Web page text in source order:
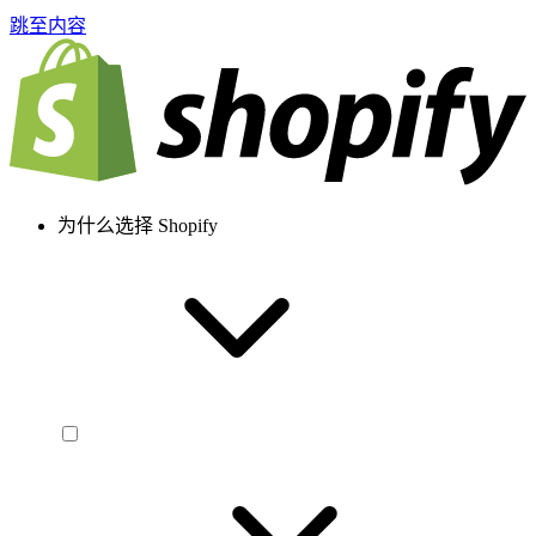
跳至内容
为什么选择 Shopify